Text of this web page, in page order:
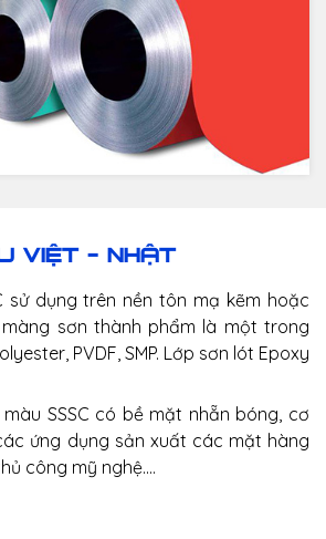
VIỆT - NHẬT
sử dụng trên nền tôn mạ kẽm hoặc
màng sơn thành phẩm là một trong
PVDF, SMP. Lớp sơn lót Epoxy
SSSC có bề mặt nhẵn bóng, cơ
ứng dụng sản xuất các mặt hàng
công mỹ nghệ.…